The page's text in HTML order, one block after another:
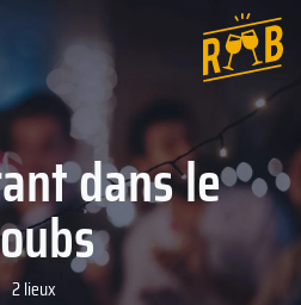
dans le
2 lieux